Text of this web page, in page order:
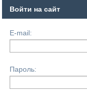
Войти на сайт
E-mail:
Пароль: